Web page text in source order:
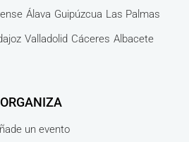
Álava Guipúzcua Las Palmas
Valladolid Cáceres Albacete
ORGANIZA
un evento